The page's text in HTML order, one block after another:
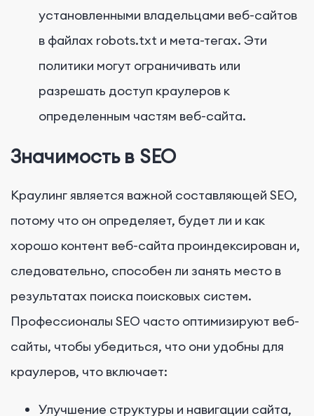
установленными владельцами веб-сайтов
в файлах robots.txt и мета-тегах. Эти
политики могут ограничивать или
разрешать доступ краулеров к
определенным частям веб-сайта.
Значимость в SEO
Краулинг является важной составляющей SEO,
потому что он определяет, будет ли и как
хорошо контент веб-сайта проиндексирован и,
следовательно, способен ли занять место в
результатах поиска поисковых систем.
Профессионалы SEO часто оптимизируют веб-
сайты, чтобы убедиться, что они удобны для
краулеров, что включает:
Улучшение структуры и навигации сайта,